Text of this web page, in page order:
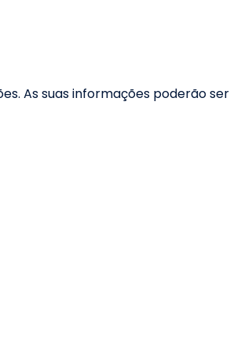
As suas informações poderão ser